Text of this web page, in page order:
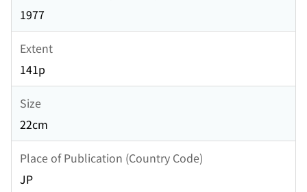
1977
Extent
141p
Size
22cm
Place of Publication (Country Code)
JP